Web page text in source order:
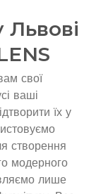
Львові
свої
ваші
їх у
створення
модерного
лише